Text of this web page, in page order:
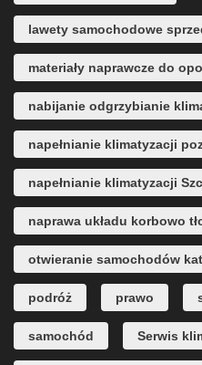
lawety samochodowe
materiały naprawcze do
nabijanie odgrzybianie
napełnianie klimatyzacji
napełnianie klimatyzacji
naprawa układu korbowo
otwieranie samochodów
podróż prawo
samochód Serwis